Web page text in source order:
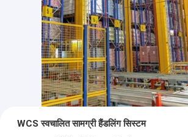
WCS स्वचालित सामग्री हैंडलिंग सिस्टम